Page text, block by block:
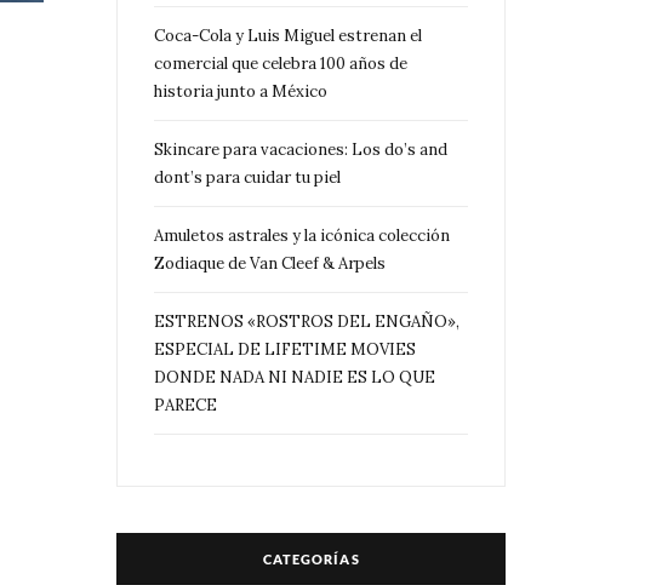
Coca-Cola y Luis Miguel estrenan el
comercial que celebra 100 años de
historia junto a México
Skincare para vacaciones: Los do’s and
dont’s para cuidar tu piel
Amuletos astrales y la icónica colección
Zodiaque de Van Cleef & Arpels
ESTRENOS «ROSTROS DEL ENGAÑO»,
ESPECIAL DE LIFETIME MOVIES
DONDE NADA NI NADIE ES LO QUE
PARECE
CATEGORÍAS